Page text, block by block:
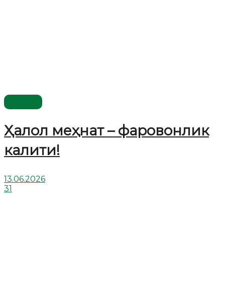
Ҳалол меҳнат – фаровонлик
калити!
13.06.2026
31